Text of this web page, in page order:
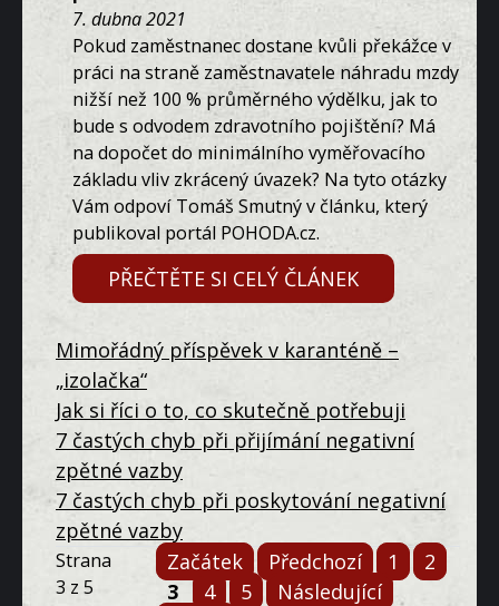
7. dubna 2021
Pokud zaměstnanec dostane kvůli překážce v
práci na straně zaměstnavatele náhradu mzdy
nižší než 100 % průměrného výdělku, jak to
bude s odvodem zdravotního pojištění? Má
na dopočet do minimálního vyměřovacího
základu vliv zkrácený úvazek? Na tyto otázky
Vám odpoví Tomáš Smutný v článku, který
publikoval portál POHODA.cz.
PŘEČTĚTE SI CELÝ ČLÁNEK
Mimořádný příspěvek v karanténě –
„izolačka“
Jak si říci o to, co skutečně potřebuji
7 častých chyb při přijímání negativní
zpětné vazby
7 častých chyb při poskytování negativní
zpětné vazby
Strana
3 z 5
Začátek Předchozí 1
2
3
4 5
Následující